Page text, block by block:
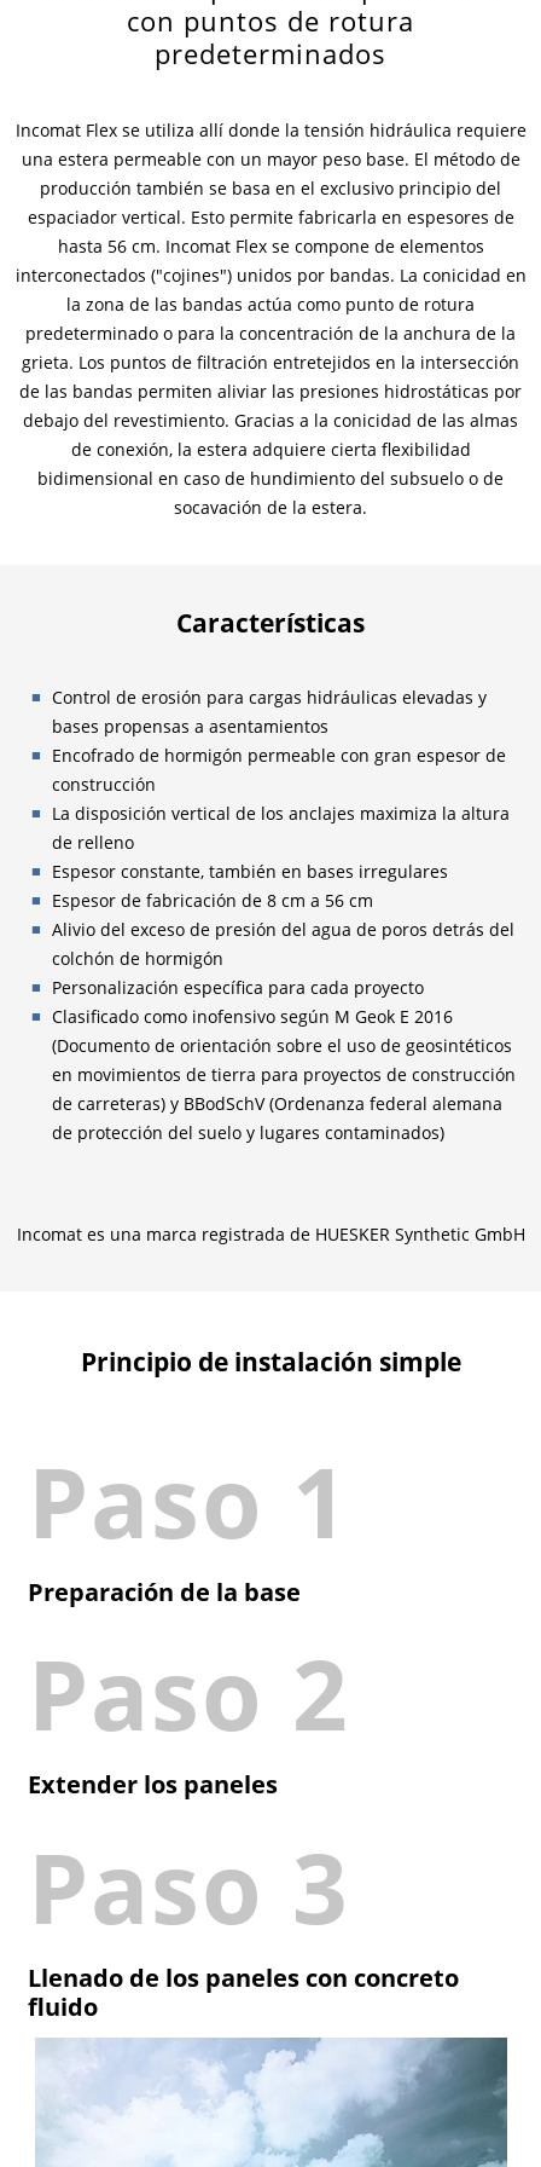
con puntos de rotura
predeterminados
Incomat Flex se utiliza allí donde la tensión hidráulica requiere
una estera permeable con un mayor peso base. El método de
producción también se basa en el exclusivo principio del
espaciador vertical. Esto permite fabricarla en espesores de
hasta 56 cm. Incomat Flex se compone de elementos
interconectados ("cojines") unidos por bandas. La conicidad en
la zona de las bandas actúa como punto de rotura
predeterminado o para la concentración de la anchura de la
grieta. Los puntos de filtración entretejidos en la intersección
de las bandas permiten aliviar las presiones hidrostáticas por
debajo del revestimiento. Gracias a la conicidad de las almas
de conexión, la estera adquiere cierta flexibilidad
bidimensional en caso de hundimiento del subsuelo o de
socavación de la estera.
Características
Control de erosión para cargas hidráulicas elevadas y
bases propensas a asentamientos
Encofrado de hormigón permeable con gran espesor de
construcción
La disposición vertical de los anclajes maximiza la altura
de relleno
Espesor constante, también en bases irregulares
Espesor de fabricación de 8 cm a 56 cm
Alivio del exceso de presión del agua de poros detrás del
colchón de hormigón
Personalización específica para cada proyecto
Clasificado como inofensivo según M Geok E 2016
(Documento de orientación sobre el uso de geosintéticos
en movimientos de tierra para proyectos de construcción
de carreteras) y BBodSchV (Ordenanza federal alemana
de protección del suelo y lugares contaminados)
Incomat es una marca registrada de HUESKER Synthetic GmbH
Principio de instalación simple
Paso 1
Preparación de la base
Paso 2
Extender los paneles
Paso 3
Llenado de los paneles con concreto
fluido